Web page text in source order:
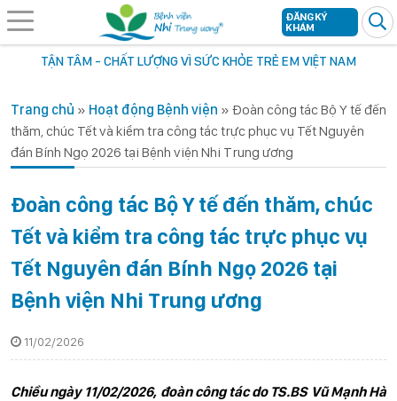
TẬN TÂM - CHẤT LƯỢNG VÌ SỨC KHỎE TRẺ EM VIỆT NAM
ĐĂNG KÝ
KHÁM
Trang chủ » Hoạt động Bệnh viện » Đoàn công tác Bộ Y tế đến
thăm, chúc Tết và kiểm tra công tác trực phục vụ Tết Nguyên
đán Bính Ngọ 2026 tại Bệnh viện Nhi Trung ương
Đoàn công tác Bộ Y tế đến thăm, chúc
Tết và kiểm tra công tác trực phục vụ
Tết Nguyên đán Bính Ngọ 2026 tại
Bệnh viện Nhi Trung ương
11/02/2026
Chiều ngày 11/02/2026, đoàn công tác do TS.BS Vũ Mạnh Hà